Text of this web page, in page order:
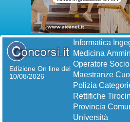
Edizione On line del
10/08/2026
Informatica
Medicina
Operatore
Maestranze
Polizia
Rettifiche
Provincia
Università